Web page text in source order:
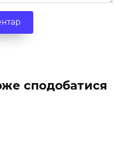
сподобатися